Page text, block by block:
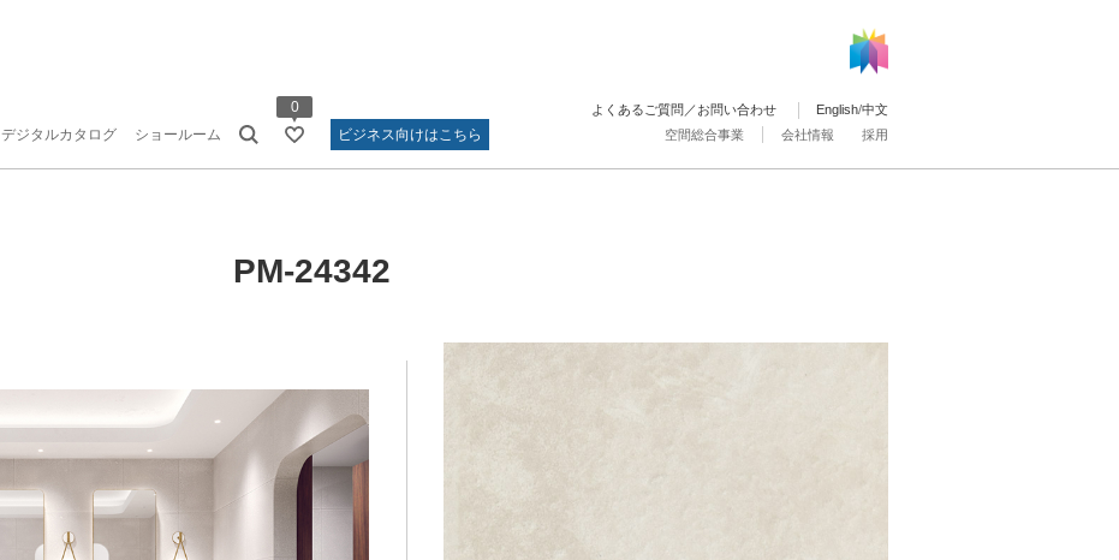
デジタルカタログ ショールーム
0
ビジネス向けはこちら
空間総合事業 会社情報 採用
よくあるご質問／お問い合わせ English/中文
PM-24342